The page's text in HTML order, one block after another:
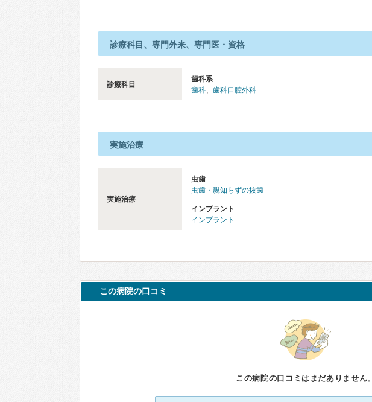
診療科目、専門外来、専門医・資格
診療科目
歯科系
歯科、 歯科口腔外科
実施治療
実施治療
虫歯
虫歯・親知らずの抜歯
インプラント
インプラント
この病院の口コミ
この病院の口コミはまだありません。